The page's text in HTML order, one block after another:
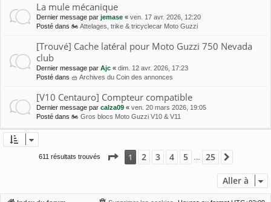
La mule mécanique
Dernier message par jemase « ven. 17 avr. 2026, 12:20
Posté dans 🏍 Attelages, trike & tricyclecar Moto Guzzi
[Trouvé] Cache latéral pour Moto Guzzi 750 Nevada
club
Dernier message par Ajc « dim. 12 avr. 2026, 17:23
Posté dans 🧺 Archives du Coin des annonces
[V10 Centauro] Compteur compatible
Dernier message par calza09 « ven. 20 mars 2026, 19:05
Posté dans 🏍 Gros blocs Moto Guzzi V10 & V11
611 résultats trouvés Page 1sur 25
1 2 3 4 5 25
Aller à